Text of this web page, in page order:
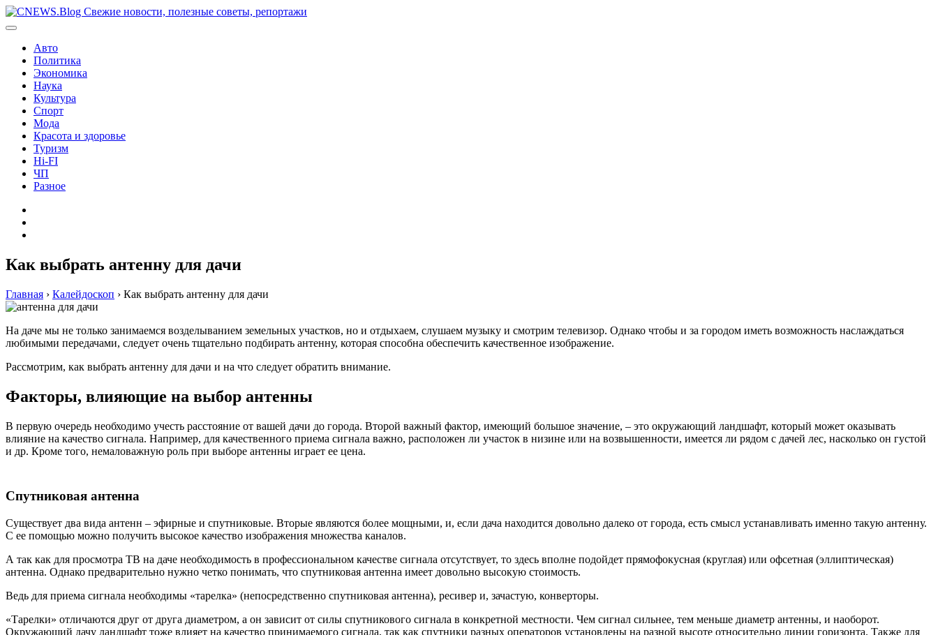
Перейти
к
Авто
Политика
Экономика
Наука
Культура
Спорт
Мода
Красота и здоровье
Туризм
Hi-FI
ЧП
Разное
Как выбрать антенну для дачи
Главная › Калейдоскоп › Как выбрать антенну для дачи
На даче мы не только занимаемся возделыванием земельных участков, но и отдыхаем, слушаем музыку и смотрим телевизор. Однако чтобы и за городом иметь возможность наслаждаться
любимыми передачами, следует очень тщательно подбирать антенну, которая способна обеспечить качественное изображение.
Рассмотрим, как выбрать антенну для дачи и на что следует обратить внимание.
Факторы, влияющие на выбор антенны
В первую очередь необходимо учесть расстояние от вашей дачи до города. Второй важный фактор, имеющий большое значение, – это окружающий ландшафт, который может оказывать
влияние на качество сигнала. Например, для качественного приема сигнала важно, расположен ли участок в низине или на возвышенности, имеется ли рядом с дачей лес, насколько он густой
и др. Кроме того, немаловажную роль при выборе антенны играет ее цена.
Спутниковая антенна
Существует два вида антенн – эфирные и спутниковые. Вторые являются более мощными, и, если дача находится довольно далеко от города, есть смысл устанавливать именно такую антенну.
С ее помощью можно получить высокое качество изображения множества каналов.
А так как для просмотра ТВ на даче необходимость в профессиональном качестве сигнала отсутствует, то здесь вполне подойдет прямофокусная (круглая) или офсетная (эллиптическая)
антенна. Однако предварительно нужно четко понимать, что спутниковая антенна имеет довольно высокую стоимость.
Ведь для приема сигнала необходимы «тарелка» (непосредственно спутниковая антенна), ресивер и, зачастую, конверторы.
«Тарелки» отличаются друг от друга диаметром, а он зависит от силы спутникового сигнала в конкретной местности. Чем сигнал сильнее, тем меньше диаметр антенны, и наоборот.
Окружающий дачу ландшафт тоже влияет на качество принимаемого сигнала, так как спутники разных операторов установлены на разной высоте относительно линии горизонта. Также для